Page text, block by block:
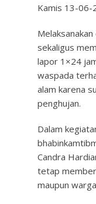
Kamis 13-06-
sekaligus
lapor 1×24
waspada
alam karena
penghujan.
Dalam
Candra
tetap
maupun